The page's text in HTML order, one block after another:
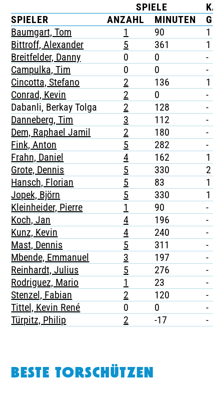
TICKETING
SPIELE
SPIELER
ANZAHL MINUTEN G
Baumgart, Tom
1 90 1
Bittroff, Alexander
5 361 1
Breitfelder, Danny
0 0 -
Campulka, Tim
0 0 -
Cincotta, Stefano
2 136 1
Conrad, Kevin
2 0 -
Dabanli, Berkay Tolga
2 128 -
Danneberg, Tim
3 112 -
Dem, Raphael Jamil
2 180 -
Fink, Anton
5 282 -
Frahn, Daniel
4 162 1
Grote, Dennis
5 330 2
Hansch, Florian
5 83 1
Jopek, Björn
5 330 1
Kleinheider, Pierre
1 90 -
Koch, Jan
4 196 -
Kunz, Kevin
4 240 -
Mast, Dennis
5 311 -
Mbende, Emmanuel
3 197 -
Reinhardt, Julius
5 276 -
Rodriguez, Mario
1 23 -
Stenzel, Fabian
2 120 -
Tittel, Kevin René
0 0 -
Türpitz, Philip
2 -17 -
BESTE TORSCHÜTZEN